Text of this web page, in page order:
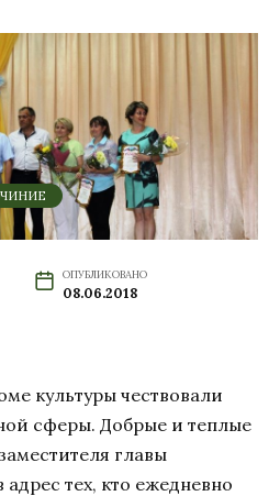
ОПУБЛИКОВАНО
08.06.2018
культуры чествовали
сферы. Добрые и теплые
главы
адрес тех, кто ежедневно